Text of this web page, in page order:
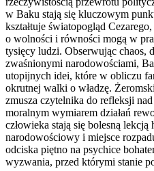
w Baku stają się kluczowym
kształtuje światopogląd
o wolności i równości mogą w
tysięcy ludzi. Obserwując chaos,
zwaśnionymi narodowościami,
utopijnych idei, które w obliczu
okrutnej walki o władzę.
zmusza czytelnika do refleksji
moralnym wymiarem działań
człowieka stają się bolesną
narodowościowy i miejsce
odciska piętno na psychice
wyzwania, przed którymi stanie